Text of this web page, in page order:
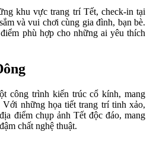
khu vực trang trí Tết, check-in tại
và vui chơi cùng gia đình, bạn bè.
phù hợp cho những ai yêu thích
công trình kiến trúc cổ kính, mang
Với những họa tiết trang trí tinh xảo,
điểm chụp ảnh Tết độc đáo, mang
chất nghệ thuật.